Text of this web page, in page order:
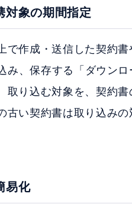
対象の期間指定
で作成・送信した契約
み、保存する「ダウン
取り込む対象を、契約
古い契約書は取り込み
易化